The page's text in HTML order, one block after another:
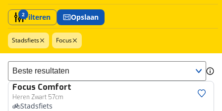
2Filteren Opslaan
Stadsfiets Focus
Sorteer resultaten
Focus Comfort
Heren Zwart 57cm
Stadsfiets